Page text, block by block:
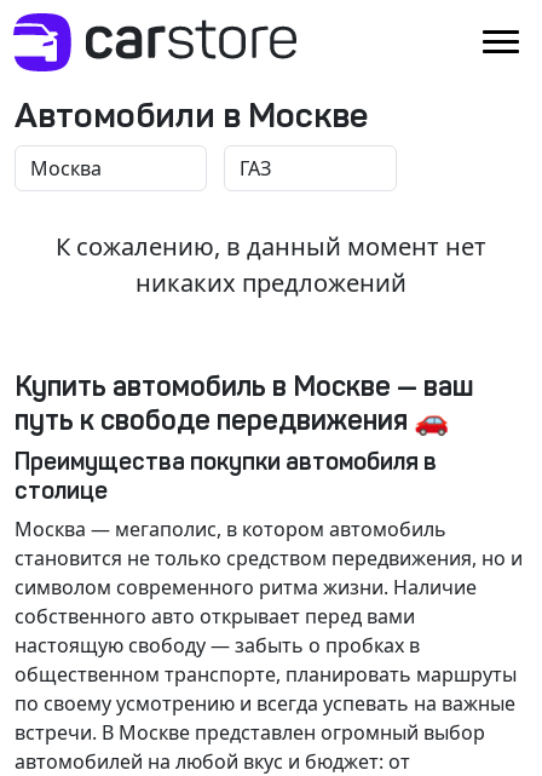
Автомобили в Москве
К сожалению, в данный момент нет
никаких предложений
Купить автомобиль в Москве — ваш
путь к свободе передвижения 🚗
Преимущества покупки автомобиля в
столице
Москва — мегаполис, в котором автомобиль
становится не только средством передвижения, но и
символом современного ритма жизни. Наличие
собственного авто открывает перед вами
настоящую свободу — забыть о пробках в
общественном транспорте, планировать маршруты
по своему усмотрению и всегда успевать на важные
встречи. В Москве представлен огромный выбор
автомобилей на любой вкус и бюджет: от